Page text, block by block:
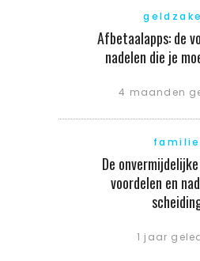
Afbetaalapps: de
nadelen die je
4 maanden
familie
De
voordelen en
1 jaar